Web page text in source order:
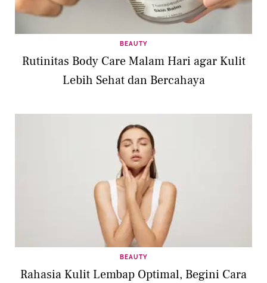
BEAUTY
Rutinitas Body Care Malam Hari agar Kulit
Lebih Sehat dan Bercahaya
BEAUTY
Rahasia Kulit Lembap Optimal, Begini Cara